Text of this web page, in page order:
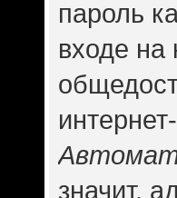
пароль
входе на
значит,